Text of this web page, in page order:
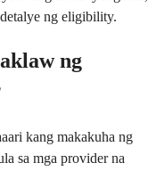
ng eligibility.
ng
kang makakuha ng
sa mga provider na